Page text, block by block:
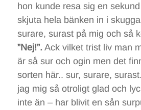
hon kunde resa sig en
skjuta hela bänken in i
surare, surast på mig och så
”Nej!”. Ack vilket trist liv man
är så sur och ogin men det
sorten här.. sur, surare,
jag mig så otroligt glad och
inte än – har blivit en sån